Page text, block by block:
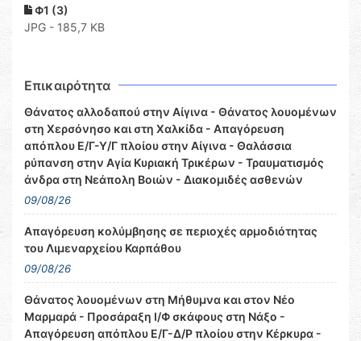
Φ1 (3)
JPG - 185,7 KB
Επικαιρότητα
Θάνατος αλλοδαπού στην Αίγινα - Θάνατος λουομένων
στη Χερσόνησο και στη Χαλκίδα - Απαγόρευση
απόπλου Ε/Γ-Υ/Γ πλοίου στην Αίγινα - Θαλάσσια
ρύπανση στην Αγία Κυριακή Τρικέρων - Τραυματισμός
άνδρα στη Νεάπολη Βοιών - Διακομιδές ασθενών
09/08/26
Απαγόρευση κολύμβησης σε περιοχές αρμοδιότητας
του Λιμεναρχείου Καρπάθου
09/08/26
Θάνατος λουομένων στη Μήθυμνα και στον Νέο
Μαρμαρά - Προσάραξη Ι/Φ σκάφους στη Νάξο -
Απαγόρευση απόπλου Ε/Γ-Δ/Ρ πλοίου στην Κέρκυρα -